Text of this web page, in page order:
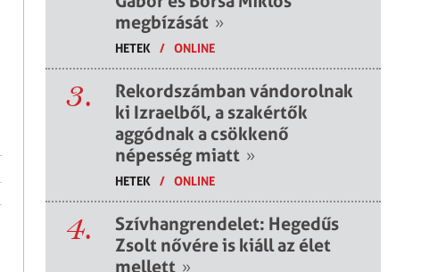
megbízását »
HETEK / ONLINE
3.
Rekordszámban vándorolnak
ki Izraelből, a szakértők
aggódnak a csökkenő
népesség miatt »
HETEK / ONLINE
4.
Szívhangrendelet: Hegedűs
Zsolt nővére is kiáll az élet
mellett »